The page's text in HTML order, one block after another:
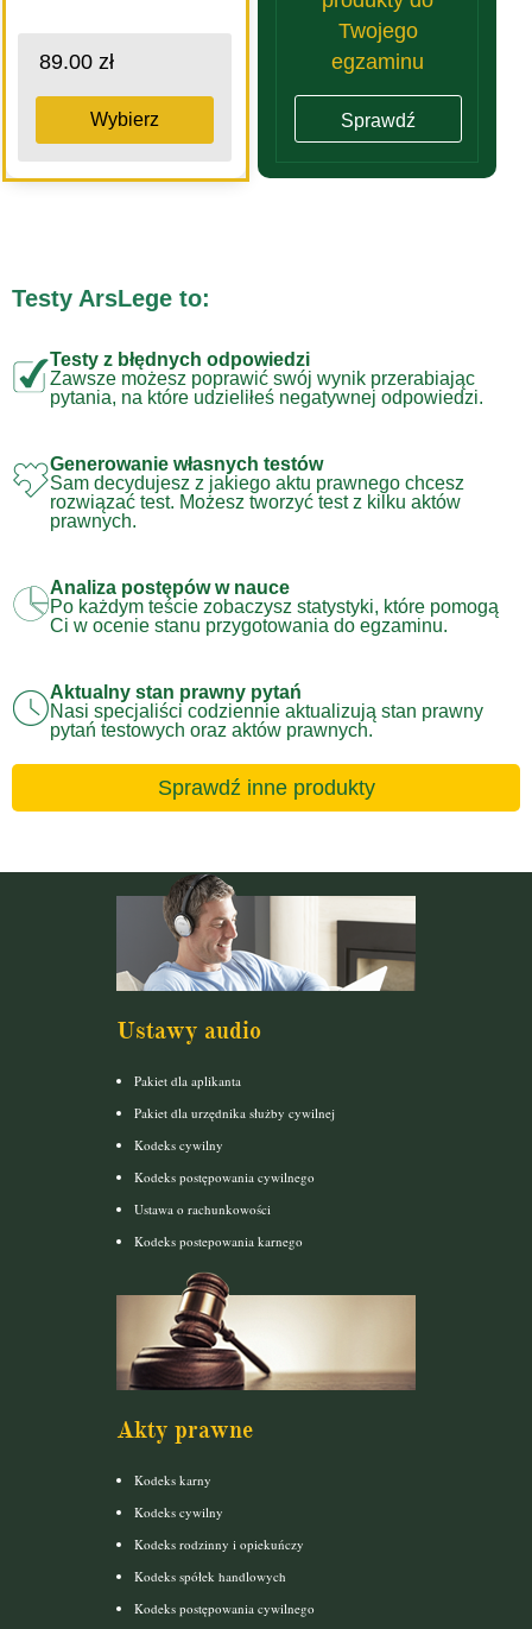
89.00 zł
Wybierz
Twojego
egzaminu
Sprawdź
Testy ArsLege to:
Testy z błędnych odpowiedzi
Zawsze możesz poprawić swój wynik przerabiając
pytania, na które udzieliłeś negatywnej odpowiedzi.
Generowanie własnych testów
Sam decydujesz z jakiego aktu prawnego chcesz
rozwiązać test. Możesz tworzyć test z kilku aktów
prawnych.
Analiza postępów w nauce
Po każdym teście zobaczysz statystyki, które pomogą
Ci w ocenie stanu przygotowania do egzaminu.
Aktualny stan prawny pytań
Nasi specjaliści codziennie aktualizują stan prawny
pytań testowych oraz aktów prawnych.
Sprawdź inne produkty
Ustawy audio
Pakiet dla aplikanta
Pakiet dla urzędnika służby cywilnej
Kodeks cywilny
Kodeks postępowania cywilnego
Ustawa o rachunkowości
Kodeks postepowania karnego
Akty prawne
Kodeks karny
Kodeks cywilny
Kodeks rodzinny i opiekuńczy
Kodeks spółek handlowych
Kodeks postępowania cywilnego